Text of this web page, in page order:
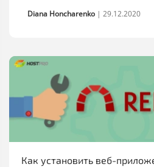
Diana Honcharenko | 29.12.2020
Как установить веб-